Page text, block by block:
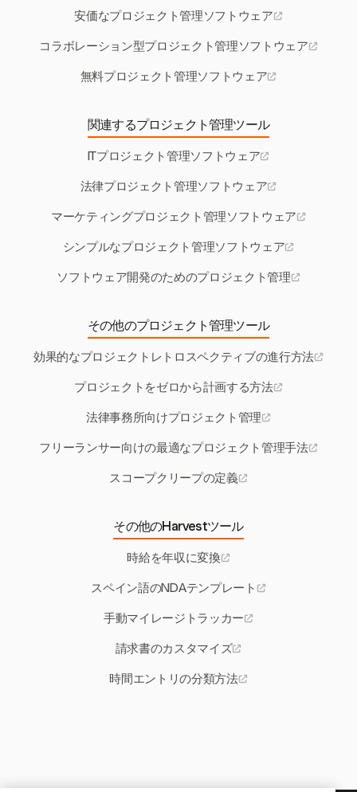
安価なプロジェクト管理ソフトウェア
コラボレーション型プロジェクト管理ソフトウェア
無料プロジェクト管理ソフトウェア
関連するプロジェクト管理ツール
ITプロジェクト管理ソフトウェア
法律プロジェクト管理ソフトウェア
マーケティングプロジェクト管理ソフトウェア
シンプルなプロジェクト管理ソフトウェア
ソフトウェア開発のためのプロジェクト管理
その他のプロジェクト管理ツール
効果的なプロジェクトレトロスペクティブの進行方法
プロジェクトをゼロから計画する方法
法律事務所向けプロジェクト管理
フリーランサー向けの最適なプロジェクト管理手法
スコープクリープの定義
その他のHarvestツール
時給を年収に変換
スペイン語のNDAテンプレート
手動マイレージトラッカー
請求書のカスタマイズ
時間エントリの分類方法